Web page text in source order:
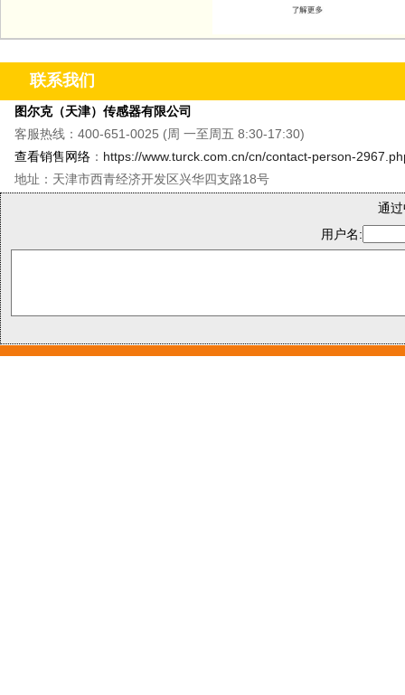
联系我们
图尔克（天津）传感器有限公司
客服热线：400-651-0025 (周 一至周五 8:30-17:30)
查看销售网络 ： https://www.turck.com.cn/cn/contact-person-
地址：天津市西青经济开发区兴华四支路18号
通
用户名: